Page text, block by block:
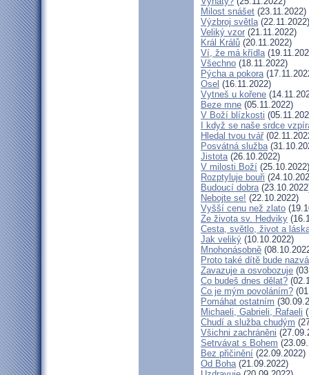
Milost snášet (23.11.2022)
Výzbroj světla(22.11.2022)
Veliký vzor (21.11.2022)
Král Králů (20.11.2022)
Ví, že má křídla
Všechno (18.11.2022)
Pýcha a pokora
Osel (16.11.2022)
Vytneš u kořene
Beze mne (05.11.2022)
V Boží blízkosti
I když se naše srdce
Hledal tvou tvář
Posvátná služba
Jistota(26.10.2022)
V milosti Boží (25.10.2022)
Rozptyluje bouři
Budoucí dobra
Nebojte se! (22.10.2022)
Vyšší cenu než zlato
Ze života sv. Hedviky
Cesta, světlo, život a
Jak veliký (10.10.2022)
Mnohonásobně
Proto také dítě bude
Zavazuje a osvobozuje
Co budeš dnes dělat?
Co je mým povoláním?
Pomáhat ostatním
Michaeli, Gabrieli, Rafaeli
Chudí a služba chudým
Všichni zachráněni
Setrvávat s Bohem
Bez přičinění (22.09.2022)
Od Boha(21.09.2022)